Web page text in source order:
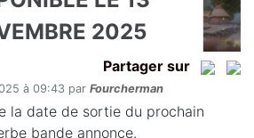
2025
Partager sur
à 09:43 par Fourcherman
la date de sortie du prochain
bande annonce.